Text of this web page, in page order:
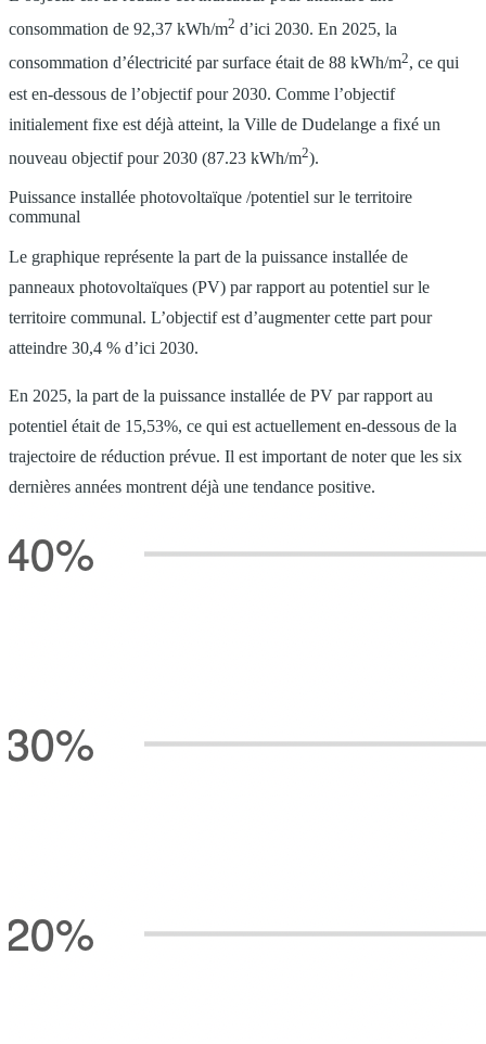
consommation de 92,37 kWh/m2 d’ici 2030. En 2025, la
consommation d’électricité par surface était de 88 kWh/m2, ce qui
est en-dessous de l’objectif pour 2030. Comme l’objectif
initialement fixe est déjà atteint, la Ville de Dudelange a fixé un
nouveau objectif pour 2030 (87.23 kWh/m2).
Puissance installée photovoltaïque /potentiel sur le territoire
communal
Le graphique représente la part de la puissance installée de
panneaux photovoltaïques (PV) par rapport au potentiel sur le
territoire communal. L’objectif est d’augmenter cette part pour
atteindre 30,4 % d’ici 2030.
En 2025, la part de la puissance installée de PV par rapport au
potentiel était de 15,53%, ce qui est actuellement en-dessous de la
trajectoire de réduction prévue. Il est important de noter que les six
dernières années montrent déjà une tendance positive.